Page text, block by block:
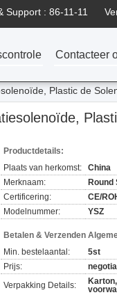
Support : 86-11-11
Contacteer
Plastic de
Productdetails:
Plaats van herkomst:
China
Merknaam:
Round
Certificering:
CE/
Modelnummer:
YSZ
Betalen & Verzenden
Min. bestelaantal:
5st
Prijs:
Verpakking Details: